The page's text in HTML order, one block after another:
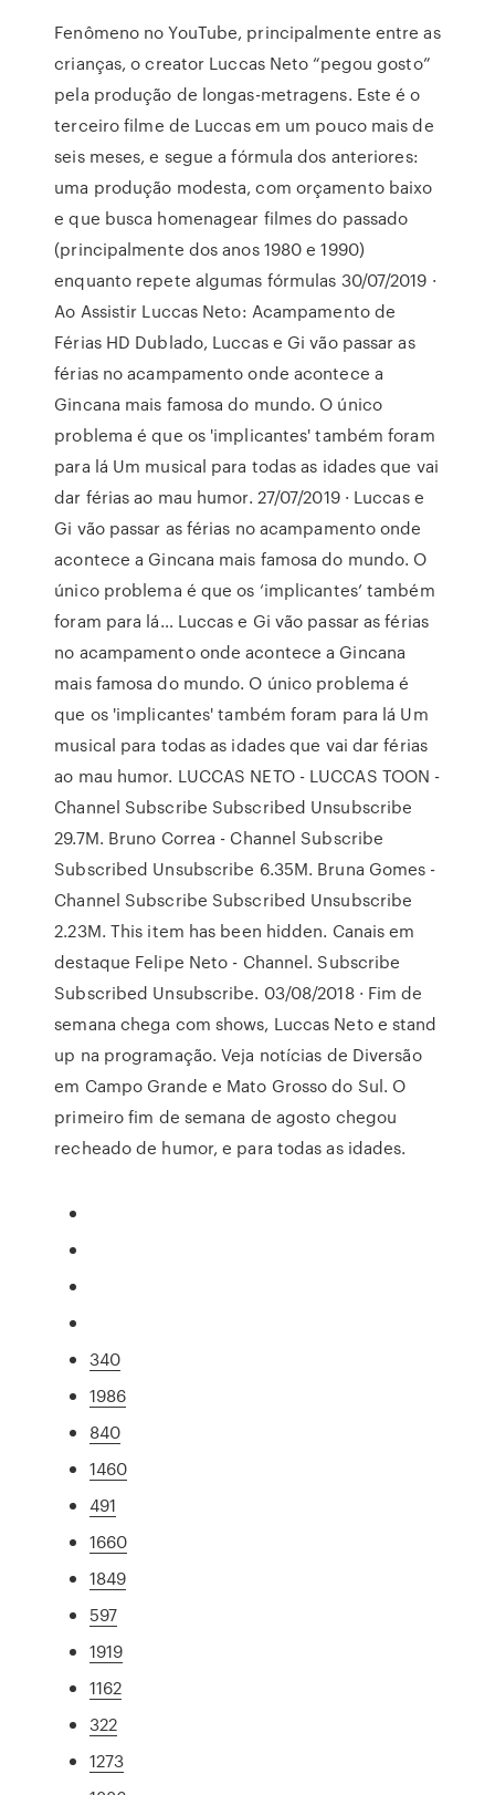
Fenômeno no YouTube, principalmente entre as
crianças, o creator Luccas Neto “pegou gosto”
pela produção de longas-metragens. Este é o
terceiro filme de Luccas em um pouco mais de
seis meses, e segue a fórmula dos anteriores:
uma produção modesta, com orçamento baixo
e que busca homenagear filmes do passado
(principalmente dos anos 1980 e 1990)
enquanto repete algumas fórmulas 30/07/2019 ·
Ao Assistir Luccas Neto: Acampamento de
Férias HD Dublado, Luccas e Gi vão passar as
férias no acampamento onde acontece a
Gincana mais famosa do mundo. O único
problema é que os 'implicantes' também foram
para lá Um musical para todas as idades que vai
dar férias ao mau humor. 27/07/2019 · Luccas e
Gi vão passar as férias no acampamento onde
acontece a Gincana mais famosa do mundo. O
único problema é que os ‘implicantes’ também
foram para lá… Luccas e Gi vão passar as férias
no acampamento onde acontece a Gincana
mais famosa do mundo. O único problema é
que os 'implicantes' também foram para lá Um
musical para todas as idades que vai dar férias
ao mau humor. LUCCAS NETO - LUCCAS TOON -
Channel Subscribe Subscribed Unsubscribe
29.7M. Bruno Correa - Channel Subscribe
Subscribed Unsubscribe 6.35M. Bruna Gomes -
Channel Subscribe Subscribed Unsubscribe
2.23M. This item has been hidden. Canais em
destaque Felipe Neto - Channel. Subscribe
Subscribed Unsubscribe. 03/08/2018 · Fim de
semana chega com shows, Luccas Neto e stand
up na programação. Veja notícias de Diversão
em Campo Grande e Mato Grosso do Sul. O
primeiro fim de semana de agosto chegou
recheado de humor, e para todas as idades.
340
1986
840
1460
491
1660
1849
597
1919
1162
322
1273